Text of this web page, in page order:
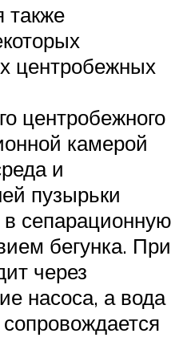
также
центробежных
центробежного
камерой
и
пузырьки
сепарационную
бегунка. При
через
насоса, а вода